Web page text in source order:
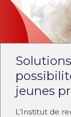
jeunes
L’Institut de